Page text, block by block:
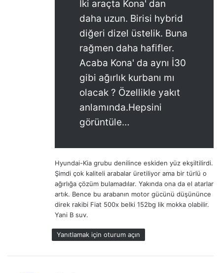
İki araçta Kona' dan
daha uzun. Birisi hybrid
diğeri dizel üstelik. Buna
rağmen daha hafifler.
Acaba Kona' da aynı İ30
gibi ağırlık kurbanı mı
olacak ? Özellikle yakıt
anlamında.Hepsini
görüntüle…
Hyundai-Kia grubu denilince eskiden yüz ekşiltilirdi.
Şimdi çok kaliteli arabalar üretiliyor ama bir türlü o
ağırlığa çözüm bulamadılar. Yakında ona da el atarlar
artık. Bence bu arabanın motor gücünü düşününce
direk rakibi Fiat 500x belki 152bg lik mokka olabilir.
Yani B suv.
Yanıtlamak için oturum açın